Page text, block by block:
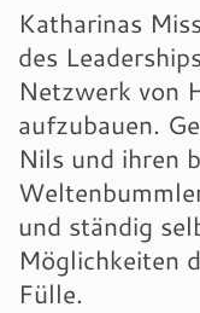
Katharinas
des
Netzwerk von
aufzubauen.
Nils und ihren
und ständig
Möglichkeiten
Fülle.